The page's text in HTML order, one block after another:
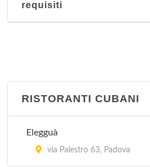
requisiti
RISTORANTI CUBANI
Elegguà
via Palestro 63, Padova